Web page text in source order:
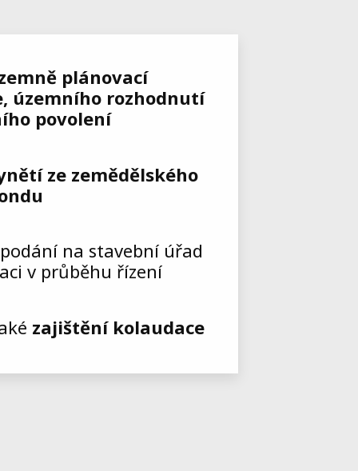
plánovací
územního rozhodnutí
povolení
ze zemědělského
na stavební úřad
v průběhu řízení
zajištění kolaudace